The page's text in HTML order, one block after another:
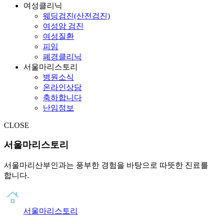
여성클리닉
웨딩검진(산전검진)
여성암 검진
여성질환
피임
폐경클리닉
서울마리스토리
병원소식
온라인상담
축하합니다
난임정보
CLOSE
서울마리스토리
서울마리산부인과는 풍부한 경험을 바탕으로 따뜻한 진료를
합니다.
서울마리스토리